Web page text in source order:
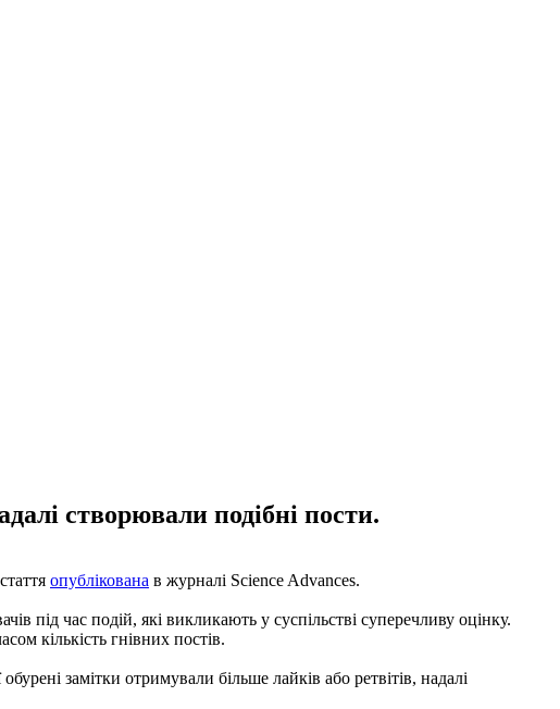
створювали подібні пости.
опублікована в журналі Science Advances.
під час подій, які викликають у суспільстві суперечливу оцінку.
кількість гнівних постів.
замітки отримували більше лайків або ретвітів, надалі